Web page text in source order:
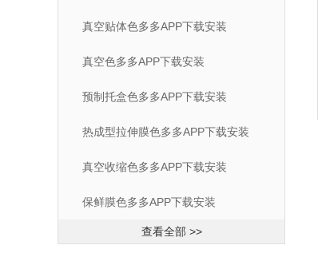
真空贴体色多多APP下载安装
真空色多多APP下载安装
预制托盒色多多APP下载安装
热成型拉伸膜色多多APP下载安装
真空收缩色多多APP下载安装
保鲜膜色多多APP下载安装
查看全部 >>